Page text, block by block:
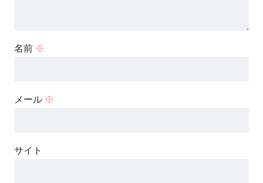
名前 ※
メール ※
サイト